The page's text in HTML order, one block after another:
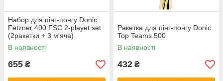
Набор для пінг-понгу Donic
Fetzner 400 FSC 2-playet set
(2ракетки + 3 м'яча)
В наявності
655 ₴
Ракетка для пінг-понгу Donic
Top Teams 500
В наявності
432 ₴